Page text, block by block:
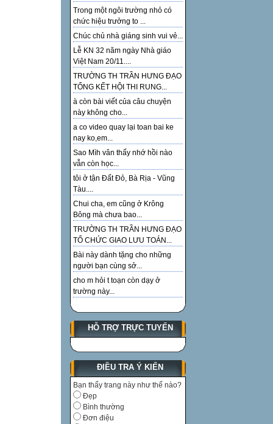
Trong một ngôi trường nhỏ có
chức hiệu trưởng to ...
Chúc chủ nhà giáng sinh vui vẻ...
Lễ KN 32 năm ngày Nhà giáo
Việt Nam 20/11....
TRƯỜNG TH TRẦN HƯNG ĐẠO
TỔNG KẾT HỘI THI RUNG...
à còn bài viết của câu chuyện
này không cho...
a co video quay lại toan bai ke
nay ko,em...
Sao Mìh vân thấy nhớ hồi nào
vẫn còn học...
tôi ở tận Đất Đỏ, Bà Rịa - Vũng
Tàu....
Chui cha, em cũng ở Krông
Bông mà chưa bao...
TRƯỜNG TH TRẦN HƯNG ĐẠO
TỔ CHỨC GIAO LƯU TOÁN...
Bài này dành tặng cho những
người bạn cùng sở...
cho m hỏi t toạn còn dạy ở
trường này...
HỖ TRỢ TRỰC TUYẾN
ĐIỀU TRA Ý KIẾN
Bạn thấy trang này như thế nào?
Đẹp
Bình thường
Đơn điệu